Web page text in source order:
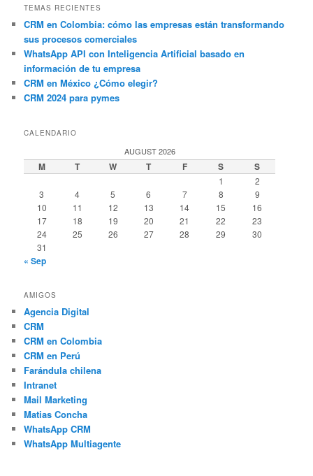
TEMAS RECIENTES
CRM en Colombia: cómo las empresas están transformando
sus procesos comerciales
WhatsApp API con Inteligencia Artificial basado en
información de tu empresa
CRM en México ¿Cómo elegir?
CRM 2024 para pymes
CALENDARIO
AUGUST 2026
M T W T F S S
1
2
3
4 5 6 7 8
9
10
11 12 13 14 15
16
17
18 19 20 21 22
23
24
25 26 27 28 29
30
31
« Sep
AMIGOS
Agencia Digital
CRM
CRM en Colombia
CRM en Perú
Farándula chilena
Intranet
Mail Marketing
Matias Concha
WhatsApp CRM
WhatsApp Multiagente